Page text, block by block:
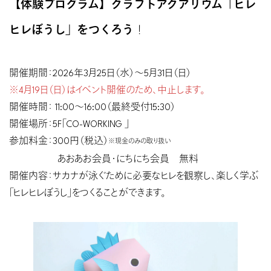
【体験プログラム】クラフトアクアリウム「ヒレ
ヒレぼうし」をつくろう ！
開催期間：2026年3月25日（水）〜5月31日（日）
※4月19日（日）はイベント開催のため、中止します。
開催時間： 11:00〜16:00（最終受付15:30）
開催場所：5F「CO-WORKING 」
参加料金：300円（税込） ※現金のみの取り扱い
あおあお会員・にちにち会員 無料
開催内容：サカナが泳ぐために必要なヒレを観察し、楽しく学ぶ
「ヒレヒレぼうし」をつくることができます。